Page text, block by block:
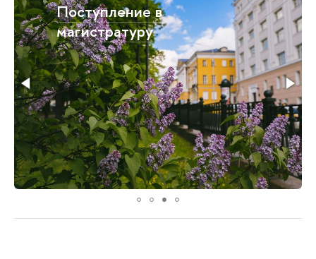
Встречи с выпускниками